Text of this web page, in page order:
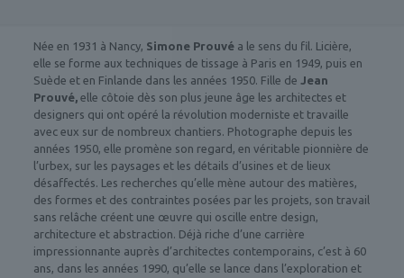
Née en 1931 à Nancy, Simone Prouvéa le sens du fil. Licière,
elle se forme aux techniques de tissage à Paris en 1949, puis en
Suède et en Finlande dans les années 1950. Fille de Jean
Prouvé,elle côtoie dès son plus jeune âge les architectes et
designers qui ont opéré la révolution moderniste et travaille
avec eux sur de nombreux chantiers. Photographe depuis les
années 1950, elle promène son regard, en véritable pionnière de
l’urbex, sur les paysages et les détails d’usines et de lieux
désaffectés. Les recherches qu’elle mène autour des matières,
des formes et des contraintes posées par les projets, son travail
sans relâche créent une œuvre qui oscille entre design,
architecture et abstraction. Déjà riche d’une carrière
impressionnante auprès d’architectes contemporains, c’est à 60
ans, dans les années 1990, qu’elle se lance dans l’exploration et